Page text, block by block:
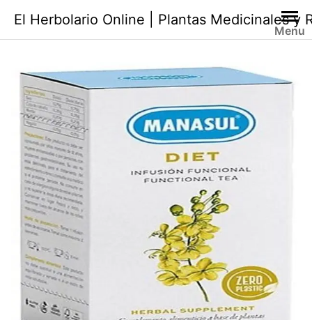
contenido
El Herbolario Online | Plantas Medicinales y
Menu